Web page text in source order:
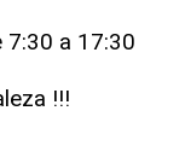
7:30 a 17:30
!!!